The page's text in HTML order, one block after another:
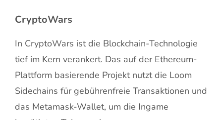
CryptoWars
In CryptoWars ist die Blockchain-Technologie
tief im Kern verankert. Das auf der Ethereum-
Plattform basierende Projekt nutzt die Loom
Sidechains für gebührenfreie Transaktionen und
das Metamask-Wallet, um die Ingame